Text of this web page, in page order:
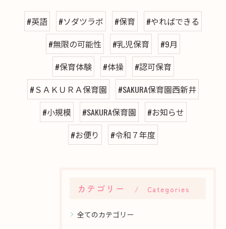
#英語 #ソダツラボ #保育
#やればできる
#無限の可能性
#乳児保育
#9月
#保育体験
#体操
#認可保育
#ＳＡＫＵＲＡ保育園
#SAKURA保育園西新井
#小規模
#SAKURA保育園
#お知らせ
#お便り
#令和７年度
カテゴリー Categories
全てのカテゴリー